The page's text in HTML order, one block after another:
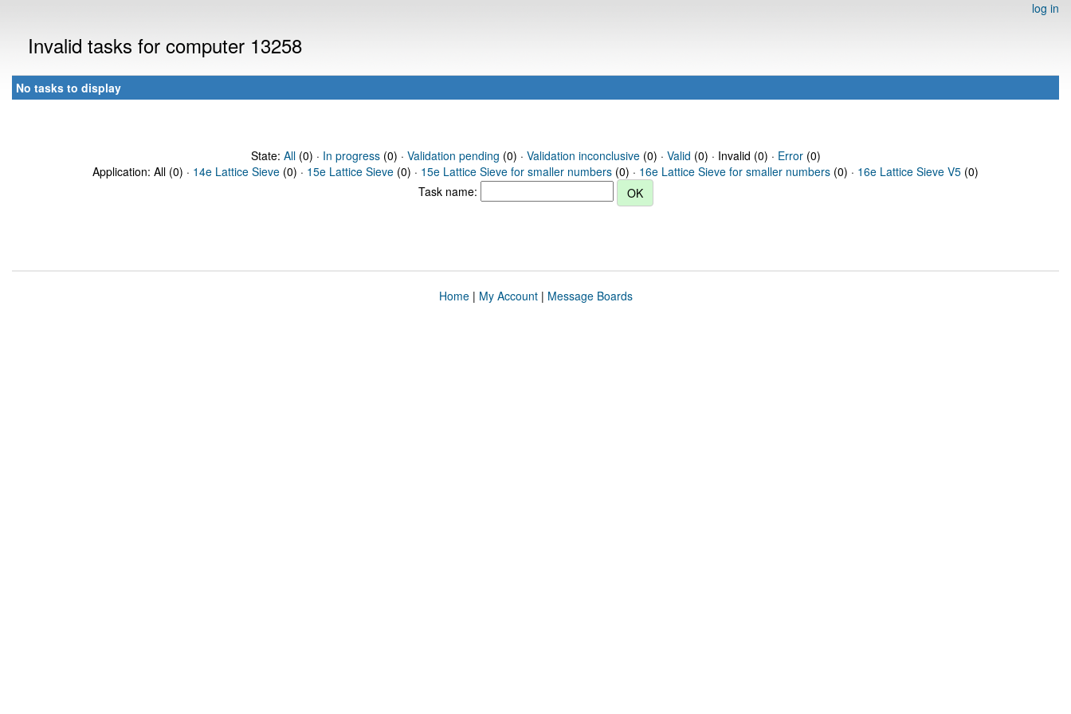
log in
Invalid tasks for computer 13258
No tasks to display
State: All(0) · In progress(0) · Validation pending (0) · Validation inconclusive(0) · Valid (0) · Invalid (0) · Error(0)
Application: All (0) · 14e Lattice Sieve (0) · 15e Lattice Sieve (0) · 15e Lattice Sieve for smaller numbers (0) · 16e Lattice Sieve for smaller numbers (0) · 16e Lattice Sieve V5 (0)
Task name:
Home| My Account| Message Boards